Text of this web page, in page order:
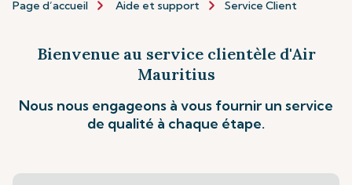
Page d’accueil Aide et support Service Client
Bienvenue au service clientèle d'Air
Mauritius
Nous nous engageons à vous fournir un service
de qualité à chaque étape.